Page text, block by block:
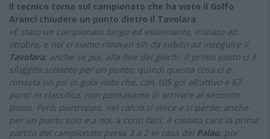
Il tecnico torna sul campionato che ha visto il Golfo
Aranci chiudere un punto dietro il Tavolara.
«Ė stato un campionato lungo ed estenuante, iniziato ad
ottobre, e noi ci siamo ritrovati sin da subito ad inseguire il
Tavolara, anche se poi, alla fine dei giochi, il primo posto ci è
sfuggito soltanto per un punto; quindi questa cosa ci è
rimasta un po' in gola visto che, con 105 gol all'attivo e 67
punti in classifica, non pensavamo di arrivare al secondo
posto. Però, purtroppo, nel calcio si vince e si perde, anche
per un punto solo e a noi, a conti fatti, è costata cara la prima
partita del campionato persa 3 a 2 in casa del Palau, poi